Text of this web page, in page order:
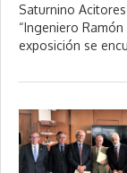
Saturnino
“Ingeniero Ramón
exposición se